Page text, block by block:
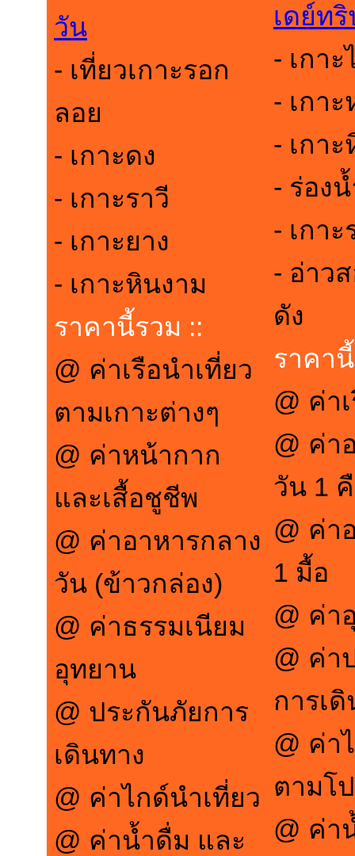
วัน
- เที่ยวเกาะรอก
ลอย
- เกาะดง
- เกาะราวี
- เกาะยาง
- เกาะหินงาม
ราคานี้รวม ::
@ ค่าเรือนำเที่ยว
ตามเกาะต่างๆ
@ ค่าหน้ากาก
และเสื้อชูชีพ
@ ค่าอาหารกลาง
วัน (ข้าวกล่อง)
@ ค่าธรรมเนียม
อุทยาน
@ ประกันภัยการ
เดินทาง
@ ค่าไกด์นำเที่ยว
@ ค่าน้ำดื่ม และ
เดย์ท
- เกาะ
- เกาะ
- เกา
- ร่อง
- เกาะ
- อ่าว
ดัง
ราคา
@ ค่า
@ ค่า
วัน 1
@ ค่า
1 มื้อ
@ ค่า
@ ค่า
การเ
@ ค่า
ตามโ
@ ค่า